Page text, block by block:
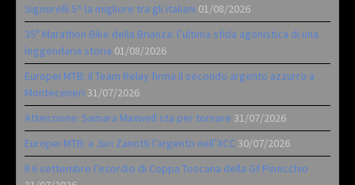
Signorelli 5^ la migliore tra gli italiani 01/08/2026
35ª Marathon Bike della Brianza: l’ultima sfida agonistica di una
leggendaria storia 01/08/2026
Europei MTB: il Team Relay firma il secondo argento azzurro a
Monteceneri 31/07/2026
Attenzione: Samara Maxwell sta per tornare 31/07/2026
Europei MTB: a Juri Zanotti l’argento nell’XCC 30/07/2026
Il 6 settembre l’esordio di Coppa Toscana della Gf Pinocchio